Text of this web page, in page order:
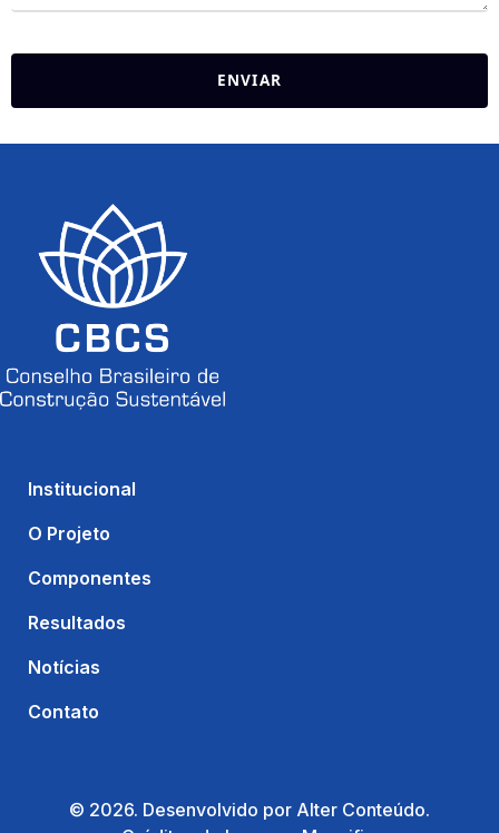
Institucional
O Projeto
Componentes
Resultados
Notícias
Contato
© 2026. Desenvolvido por Alter Conteúdo.